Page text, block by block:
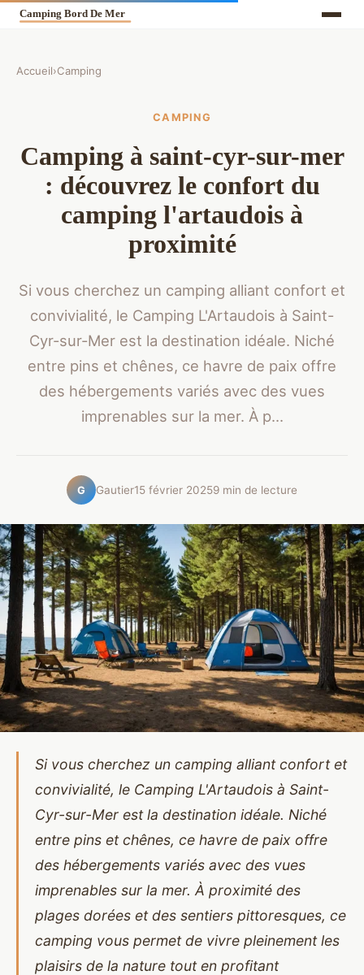
Accueil›Camping
CAMPING
Camping à saint-cyr-sur-mer
: découvrez le confort du
camping l'artaudois à
proximité
Si vous cherchez un camping alliant confort et
convivialité, le Camping L'Artaudois à Saint-
Cyr-sur-Mer est la destination idéale. Niché
entre pins et chênes, ce havre de paix offre
des hébergements variés avec des vues
imprenables sur la mer. À p...
G Gautier15 février 20259 min de lecture
Si vous cherchez un camping alliant confort et
convivialité, le Camping L'Artaudois à Saint-
Cyr-sur-Mer est la destination idéale. Niché
entre pins et chênes, ce havre de paix offre
des hébergements variés avec des vues
imprenables sur la mer. À proximité des
plages dorées et des sentiers pittoresques, ce
camping vous permet de vivre pleinement les
plaisirs de la nature tout en profitant